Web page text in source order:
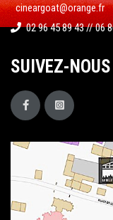
cineargoat@orange.fr
02 96 45 89 43 // 06
SUIVEZ-NOUS